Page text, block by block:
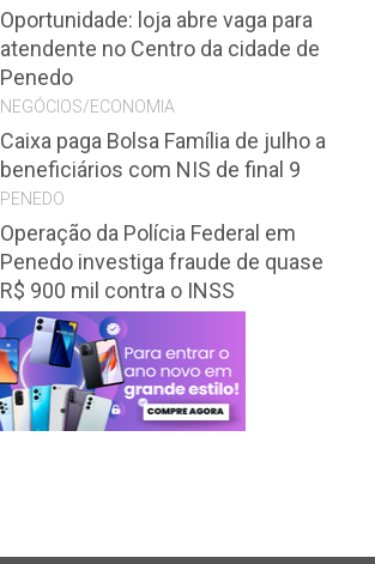
Oportunidade: loja abre vaga para
atendente no Centro da cidade de
Penedo
NEGÓCIOS/ECONOMIA
Caixa paga Bolsa Família de julho a
beneficiários com NIS de final 9
PENEDO
Operação da Polícia Federal em
Penedo investiga fraude de quase
R$ 900 mil contra o INSS